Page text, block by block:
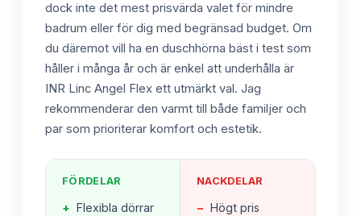
dock inte det mest prisvärda valet för mindre
badrum eller för dig med begränsad budget. Om
du däremot vill ha en duschhörna bäst i test som
håller i många år och är enkel att underhålla är
INR Linc Angel Flex ett utmärkt val. Jag
rekommenderar den varmt till både familjer och
par som prioriterar komfort och estetik.
FÖRDELAR
+ Flexibla dörrar
NACKDELAR
− Högt pris